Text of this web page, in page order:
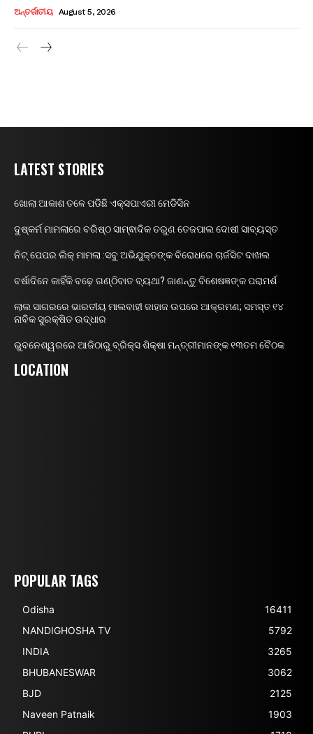
ଅନ୍ତର୍ଜାତୀୟ August 5, 2026
LATEST STORIES
ଖୋଲା ଆକାଶ ତଳେ ପଡିଛି ଏକ୍ସପାଏରୀ ମେଡିସିନ
ଦୁଷ୍କର୍ମ ମାମଲାରେ ବରିଷ୍ଠ ସାମ୍ଵାଦିକ ତରୁଣ ତେଜପାଲ ଦୋଷୀ ସାବ୍ୟସ୍ତ
ନିଟ୍ ପେପର ଲିକ୍ ମାମଲା :ସବୁ ଅଭିଯୁକ୍ତଙ୍କ ବିରୋଧରେ ଚାର୍ଜସିଟ ଦାଖଲ
ବର୍ଷାଦିନେ କାହିଁକି ବଢ଼େ ଗଣ୍ଠିବାତ ବ୍ୟଥା? ଜାଣନ୍ତୁ ବିଶେଷଜ୍ଞଙ୍କ ପରାମର୍ଶ
ଲାଲ ସାଗରରେ ଭାରତୀୟ ମାଲବାହୀ ଜାହାଜ ଉପରେ ଆକ୍ରମଣ; ସମସ୍ତ ୧୪
ନାବିକ ସୁରକ୍ଷିତ ଉଦ୍ଧାର
ଭୁବନେଶ୍ୱରରେ ଆଜିଠାରୁ ବ୍ରିକ୍ସ ଶିକ୍ଷା ମନ୍ତ୍ରୀମାନଙ୍କ ୧୩ତମ ବୈଠକ
LOCATION
POPULAR TAGS
Odisha
16411
NANDIGHOSHA TV
5792
INDIA
3265
BHUBANESWAR
3062
BJD
2125
Naveen Patnaik
1903